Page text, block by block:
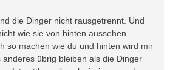
die Dinger nicht rausgetrennt. Und
wie sie von hinten aussehen.
so machen wie du und hinten wird mir
übrig bleiben als die Dinger